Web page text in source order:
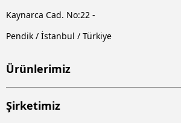
Kaynarca Cad. No:22 -
Pendik / İstanbul / Türkiye
Ürünlerimiz
Şirketimiz